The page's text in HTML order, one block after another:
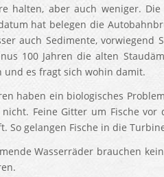
halten, aber auch weniger.
hat belegen die
auch Sedimente, vorwiegend
100 Jahren die alten
und es fragt sich wohin damit.
haben ein biologisches
Feine Gitter um Fische
So gelangen Fische in die
Wasserräder brauchen